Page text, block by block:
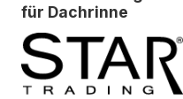
für Dachrinne